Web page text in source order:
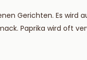
Gerichten. Es wird
Paprika wird oft